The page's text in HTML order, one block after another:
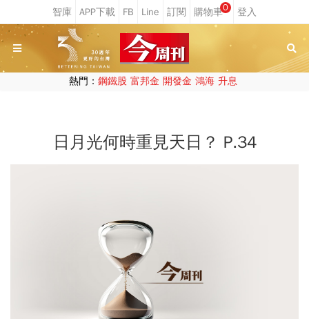
0
熱門： 鋼鐵股 富邦金 開發金 鴻海 升息
日月光何時重見天日？ P.34